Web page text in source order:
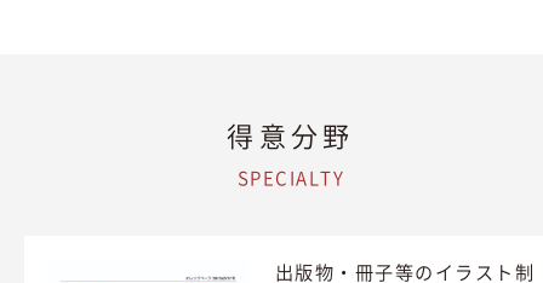
得意分野
SPECIALTY
出版物・冊子等のイラスト制